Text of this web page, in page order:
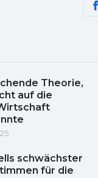
Theorie,
auf die
schwächster
für die